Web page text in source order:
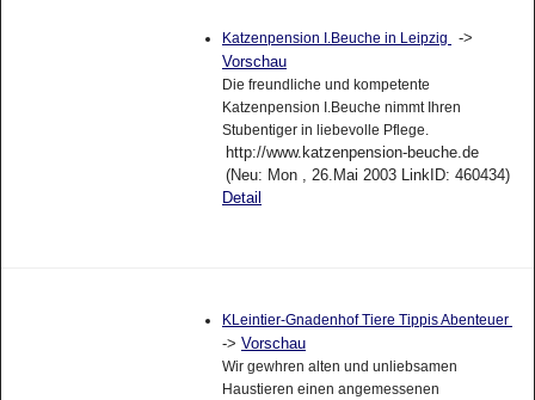
Katzenpension I.Beuche in Leipzig
->
Vorschau
Die freundliche und kompetente
Katzenpension I.Beuche nimmt Ihren
Stubentiger in liebevolle Pflege.
http://www.katzenpension-beuche.de
(Neu: Mon , 26.Mai 2003 LinkID: 460434)
Detail
KLeintier-Gnadenhof Tiere Tippis Abenteuer
-> Vorschau
Wir gewhren alten und unliebsamen
Haustieren einen angemessenen